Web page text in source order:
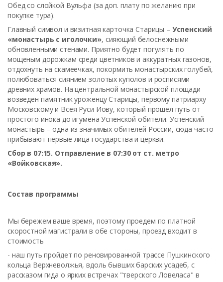
Обед со слойкой Вульфа (за доп. плату по желанию при
покупке тура).
Главный символ и визитная карточка Старицы – Успенский
«монастырь с иголочки», сияющий белоснежными
обновленными стенами. Приятно будет погулять по
мощеным дорожкам среди цветников и аккуратных газонов,
отдохнуть на скамеечках, покормить монастырских голубей,
полюбоваться сиянием золотых куполов и росписями
древних храмов. На центральной монастырской площади
возведен памятник уроженцу Старицы, первому патриарху
Московскому и Всея Руси Иову, который прошел путь от
простого инока до игумена Успенской обители. Успенский
монастырь – одна из значимых обителей России, сюда часто
прибывают первые лица государства и церкви.
Сбор в 07:15. Отправление в 07:30 от ст. метро
«Войковская».
Состав программы
Мы бережем ваше время, поэтому проедем по платной
скоростной магистрали в обе стороны, проезд входит в
стоимость
- наш путь пройдет по реновированной трассе Пушкинского
кольца Верхневолжья, вдоль бывших барских усадеб, с
рассказом гида о ярких встречах "тверского Ловеласа" в